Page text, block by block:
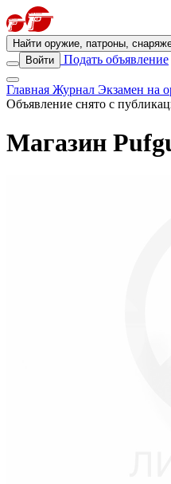
Найти оружие, патроны,
Войти
Подать объявление
Главная Журнал Экзамен на
Объявление снято с
Магазин